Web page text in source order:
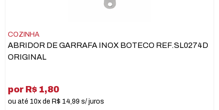
COZINHA
ABRIDOR DE GARRAFA INOX BOTECO REF.SL0274D
ORIGINAL
por R$ 1,80
ou até 10x de R$ 14,99 s/ juros